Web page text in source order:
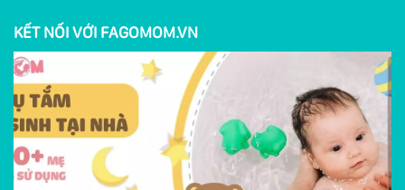
KẾT NỐI VỚI FAGOMOM.VN